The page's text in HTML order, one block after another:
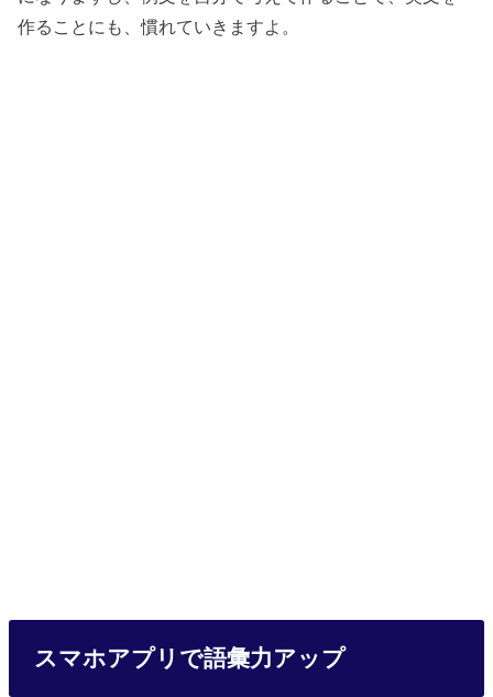
作ることにも、慣れていきますよ。
スマホアプリで語彙力アップ